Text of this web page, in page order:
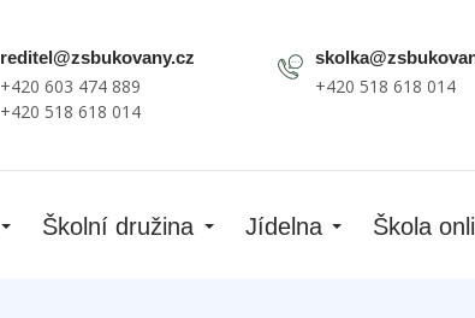
reditel@zsbukovany.cz
+420 603 474 889
+420 518 618 014
+420 518 618 014
Školní družina Jídelna Škola